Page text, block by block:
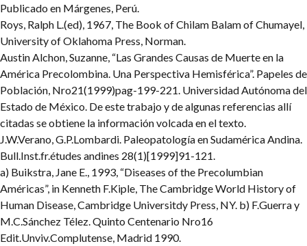
Publicado en Márgenes, Perú.
Roys, Ralph L.(ed), 1967, The Book of Chilam Balam of Chumayel,
University of Oklahoma Press, Norman.
Austin Alchon, Suzanne, “Las Grandes Causas de Muerte en la
América Precolombina. Una Perspectiva Hemisférica”. Papeles de
Población, Nro21(1999)pag-199-221. Universidad Autónoma del
Estado de México. De este trabajo y de algunas referencias allí
citadas se obtiene la información volcada en el texto.
J.W.Verano, G.P.Lombardi. Paleopatología en Sudamérica Andina.
Bull.Inst.fr.études andines 28(1)[1999]91-121.
a) Buikstra, Jane E., 1993, “Diseases of the Precolumbian
Américas”, in Kenneth F.Kiple, The Cambridge World History of
Human Disease, Cambridge Universitdy Press, NY. b) F.Guerra y
M.C.Sánchez Télez. Quinto Centenario Nro16
Edit.Unviv.Complutense, Madrid 1990.